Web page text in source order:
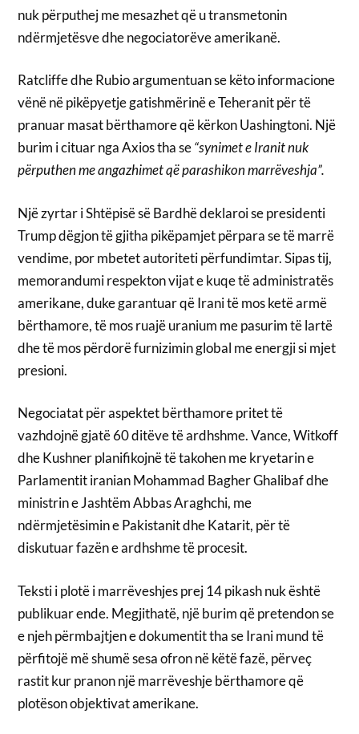
nuk përputhej me mesazhet që u transmetonin
ndërmjetësve dhe negociatorëve amerikanë.
Ratcliffe dhe Rubio argumentuan se këto informacione
vënë në pikëpyetje gatishmërinë e Teheranit për të
pranuar masat bërthamore që kërkon Uashingtoni. Një
burim i cituar nga Axios tha se“synimet e Iranit nuk
përputhen me angazhimet që parashikon marrëveshja”.
Një zyrtar i Shtëpisë së Bardhë deklaroi se presidenti
Trump dëgjon të gjitha pikëpamjet përpara se të marrë
vendime, por mbetet autoriteti përfundimtar. Sipas tij,
memorandumi respekton vijat e kuqe të administratës
amerikane, duke garantuar që Irani të mos ketë armë
bërthamore, të mos ruajë uranium me pasurim të lartë
dhe të mos përdorë furnizimin global me energji si mjet
presioni.
Negociatat për aspektet bërthamore pritet të
vazhdojnë gjatë 60 ditëve të ardhshme. Vance, Witkoff
dhe Kushner planifikojnë të takohen me kryetarin e
Parlamentit iranian Mohammad Bagher Ghalibaf dhe
ministrin e Jashtëm Abbas Araghchi, me
ndërmjetësimin e Pakistanit dhe Katarit, për të
diskutuar fazën e ardhshme të procesit.
Teksti i plotë i marrëveshjes prej 14 pikash nuk është
publikuar ende. Megjithatë, një burim që pretendon se
e njeh përmbajtjen e dokumentit tha se Irani mund të
përfitojë më shumë sesa ofron në këtë fazë, përveç
rastit kur pranon një marrëveshje bërthamore që
plotëson objektivat amerikane.